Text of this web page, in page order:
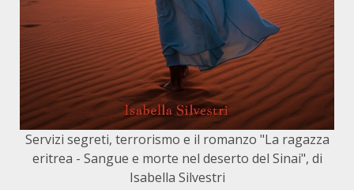
Servizi segreti, terrorismo e il romanzo "La ragazza
eritrea - Sangue e morte nel deserto del Sinai", di
Isabella Silvestri